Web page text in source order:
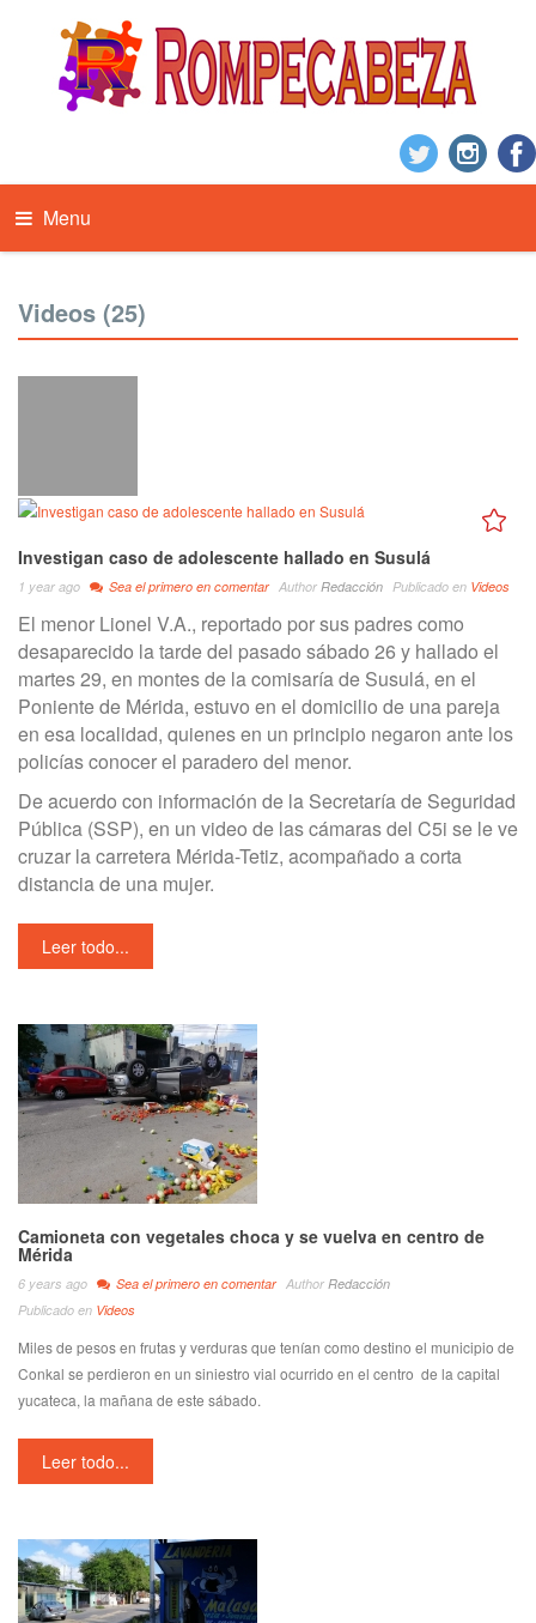
Menu
Videos (25)
Investigan caso de adolescente hallado en Susulá
1 year ago Sea el primero en comentar Author Redacción Publicado en Videos
El menor Lionel V.A., reportado por sus padres como
desaparecido la tarde del pasado sábado 26 y hallado el
martes 29, en montes de la comisaría de Susulá, en el
Poniente de Mérida, estuvo en el domicilio de una pareja
en esa localidad, quienes en un principio negaron ante los
policías conocer el paradero del menor.
De acuerdo con información de la Secretaría de Seguridad
Pública (SSP), en un video de las cámaras del C5i se le ve
cruzar la carretera Mérida-Tetiz, acompañado a corta
distancia de una mujer.
Leer todo...
Camioneta con vegetales choca y se vuelva en centro de
Mérida
6 years ago Sea el primero en comentar Author Redacción
Publicado en Videos
Miles de pesos en frutas y verduras que tenían como destino el municipio de
Conkal se perdieron en un siniestro vial ocurrido en el centro de la capital
yucateca, la mañana de este sábado.
Leer todo...